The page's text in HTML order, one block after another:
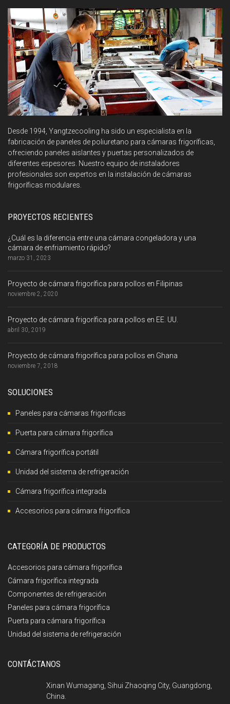
Desde 1994, Yangtzecooling ha sido un especialista en la
fabricación de paneles de poliuretano para cámaras frigoríficas,
ofreciendo paneles aislantes y puertas personalizados de
diferentes espesores. Nuestro equipo de instaladores
profesionales son expertos en la instalación de cámaras
frigoríficas modulares.
PROYECTOS RECIENTES
¿Cuál es la diferencia entre una cámara congeladora y una
cámara de enfriamiento rápido?
marzo 31, 2023
Proyecto de cámara frigorífica para pollos en Filipinas
noviembre 2, 2020
Proyecto de cámara frigorífica para pollos en EE. UU.
abril 30, 2019
Proyecto de cámara frigorífica para pollos en Ghana
noviembre 7, 2018
SOLUCIONES
Paneles para cámaras frigoríficas
Puerta para cámara frigorífica
Cámara frigorífica portátil
Unidad del sistema de refrigeración
Cámara frigorífica integrada
Accesorios para cámara frigorífica
CATEGORÍA DE PRODUCTOS
Accesorios para cámara frigorífica
Cámara frigorífica integrada
Componentes de refrigeración
Paneles para cámara frigorífica
Puerta para cámara frigorífica
Unidad del sistema de refrigeración
CONTÁCTANOS
Xinan Wumagang, Sihui Zhaoqing City, Guangdong,
China.